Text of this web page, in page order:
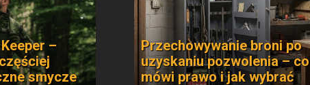
–
smycze
Przechowywanie broni po
uzyskaniu pozwolenia – co
mówi prawo i jak wybrać